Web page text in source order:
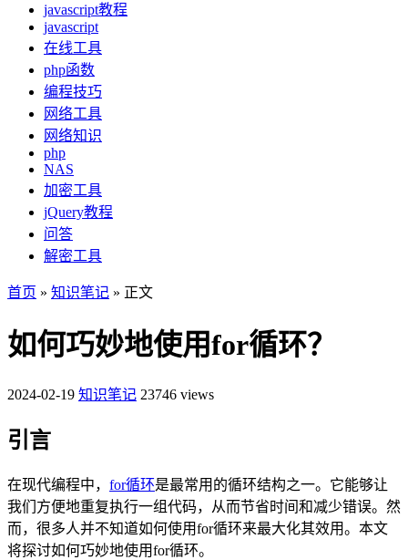
javascript教程
javascript
在线工具
php函数
编程技巧
网络工具
网络知识
php
NAS
加密工具
jQuery教程
问答
解密工具
首页 » 知识笔记 » 正文
如何巧妙地使用for循环？
2024-02-19 知识笔记 23746 views
引言
在现代编程中， for循环是最常用的循环结构之一。它能够让
我们方便地重复执行一组代码，从而节省时间和减少错误。然
而，很多人并不知道如何使用for循环来最大化其效用。本文
将探讨如何巧妙地使用for循环。